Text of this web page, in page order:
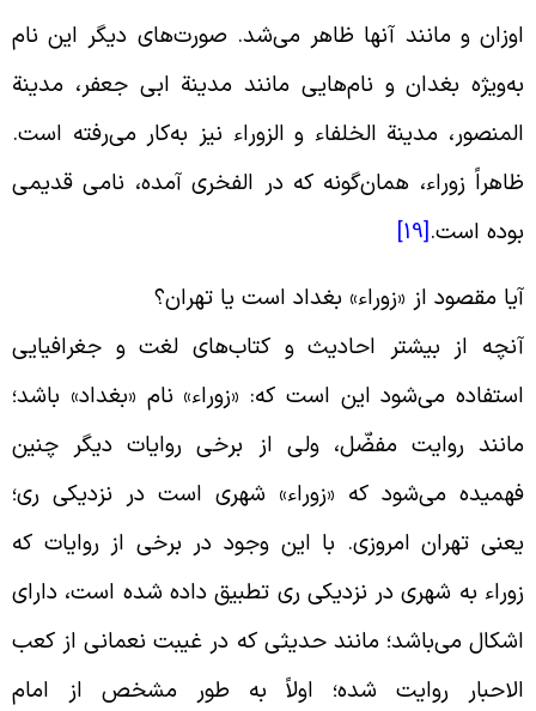
و مانند آنها ظاهر می‌شد. صورت‌هاى دیگر این نام
بغدان و نام‌هایى مانند مدینة ابى جعفر، مدینة
مدینة الخلفاء و الزوراء نیز به‌کار می‌رفته است.
زوراء، همان‌گونه که در الفخرى آمده، نامى قدیمى
است.[19]
مقصود از «زوراء» بغداد است یا تهران؟
از بیشتر احادیث و کتاب‌های لغت و جغرافیایی
می‌شود این است که: «زوراء» نام «بغداد» باشد؛
روایت مفضّل، ولى از برخى روایات دیگر چنین
می‌شود که «زوراء» شهری است در نزدیکی رى؛
تهران امروزی. با این وجود در برخی از روایات که
به شهری در نزدیکی ری تطبیق داده شده است، دارای
می‌باشد؛ مانند حدیثى که در غیبت نعمانى از کعب
روایت شده؛ اولاً به طور مشخص از امام